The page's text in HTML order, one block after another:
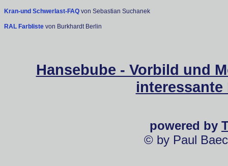
Kran-und Schwerlast-FAQ von Sebastian Suchanek
RAL Farbliste von Burkhardt Berlin
Hansebube - Vorbild und
powered by
© by Paul